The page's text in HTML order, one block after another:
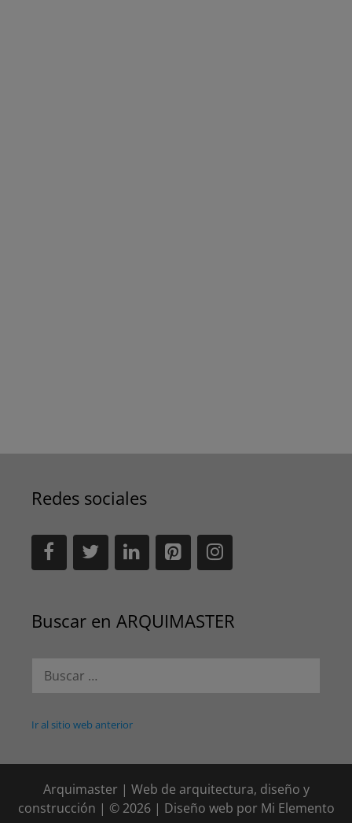
Redes sociales
Buscar en ARQUIMASTER
Ir al sitio web anterior
Arquimaster | Web de arquitectura, diseño y
construcción | © 2026 | Diseño web por Mi Elemento